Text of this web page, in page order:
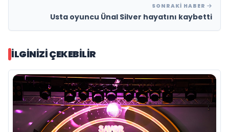
SONRAKI HABER
Usta oyuncu Ünal Silver hayatını kaybetti
İLGINIZI ÇEKEBILIR